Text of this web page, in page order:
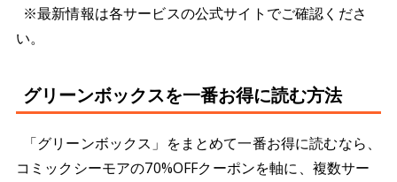
※最新情報は各サービスの公式サイトでご確認くださ
い。
グリーンボックスを一番お得に読む方法
「グリーンボックス」をまとめて一番お得に読むなら、
コミックシーモアの70%OFFクーポンを軸に、複数サー